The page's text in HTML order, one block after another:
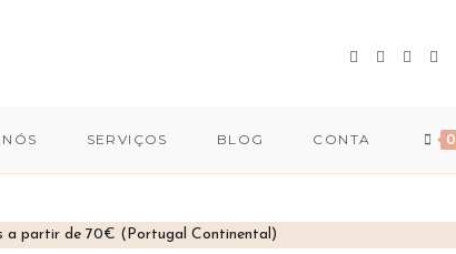
a partir de 70€ (Portugal Continental)
SERVIÇOS BLOG CONTA 0